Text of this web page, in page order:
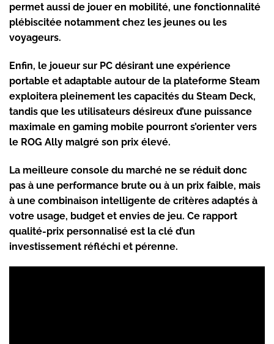
permet aussi de jouer en mobilité, une fonctionnalité
plébiscitée notamment chez les jeunes ou les
voyageurs.
Enfin, le joueur sur PC désirant une expérience
portable et adaptable autour de la plateforme Steam
exploitera pleinement les capacités du Steam Deck,
tandis que les utilisateurs désireux d’une puissance
maximale en gaming mobile pourront s’orienter vers
le ROG Ally malgré son prix élevé.
La meilleure console du marché ne se réduit donc
pas à une performance brute ou à un prix faible, mais
à une combinaison intelligente de critères adaptés à
votre usage, budget et envies de jeu. Ce rapport
qualité-prix personnalisé est la clé d’un
investissement réfléchi et pérenne.